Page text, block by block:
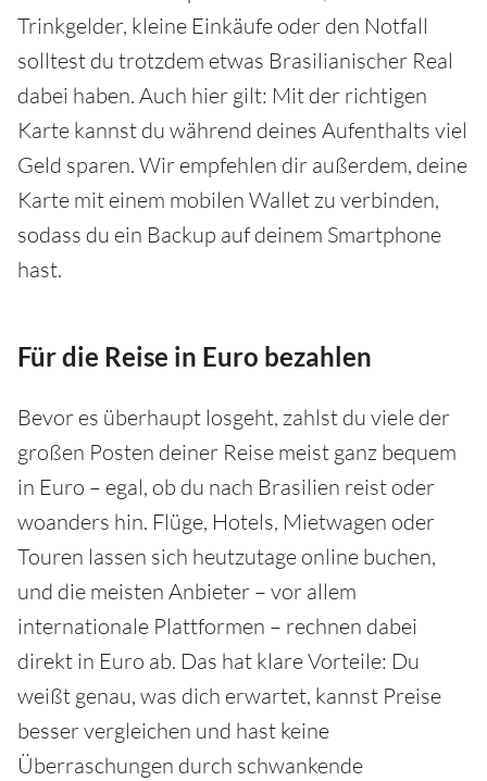
Trinkgelder, kleine Einkäufe oder den Notfall
solltest du trotzdem etwas Brasilianischer Real
dabei haben. Auch hier gilt: Mit der richtigen
Karte kannst du während deines Aufenthalts viel
Geld sparen. Wir empfehlen dir außerdem, deine
Karte mit einem mobilen Wallet zu verbinden,
sodass du ein Backup auf deinem Smartphone
hast.
Für die Reise in Euro bezahlen
Bevor es überhaupt losgeht, zahlst du viele der
großen Posten deiner Reise meist ganz bequem
in Euro – egal, ob du nach Brasilien reist oder
woanders hin. Flüge, Hotels, Mietwagen oder
Touren lassen sich heutzutage online buchen,
und die meisten Anbieter – vor allem
internationale Plattformen – rechnen dabei
direkt in Euro ab. Das hat klare Vorteile: Du
weißt genau, was dich erwartet, kannst Preise
besser vergleichen und hast keine
Überraschungen durch schwankende